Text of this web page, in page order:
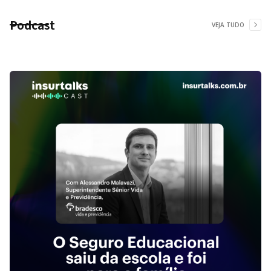
Podcast VEJA TUDO